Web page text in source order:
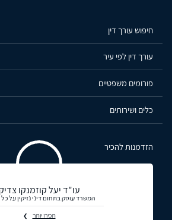
חיפוש עורך דין
עורך דין לפי עיר
פורומים משפטיים
כלים ושירותים
הזדמנות להכיר
עו"ד יעל קוזמנקו
המשרד עוסק בתחום דיני נזיקין על כל
תכירו יותר